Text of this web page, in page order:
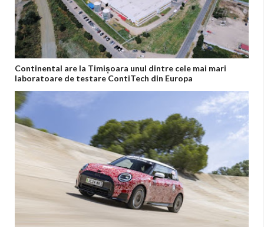
Continental are la Timișoara unul dintre cele mai mari
laboratoare de testare ContiTech din Europa